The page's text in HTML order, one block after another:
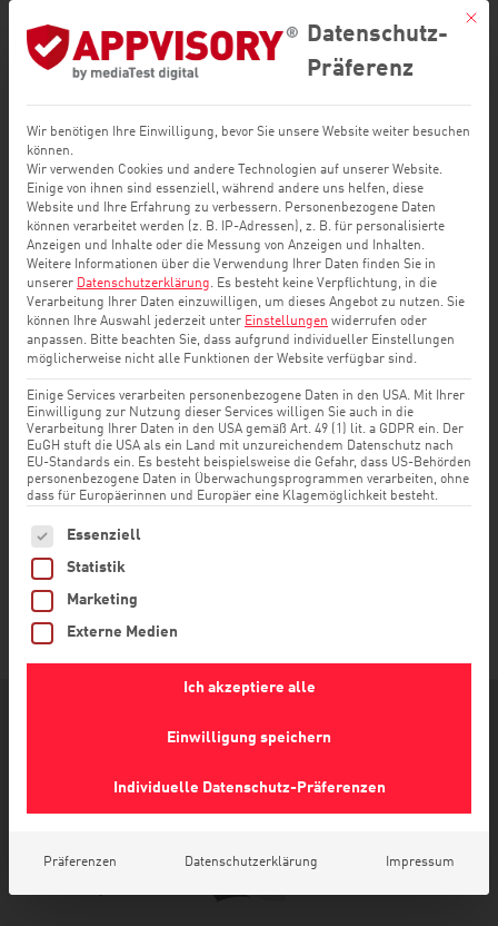
TESTBERICHT
LinkedIn App iOS 9.1.263
Hier finden Sie die aktuellen Testergebnisse zur
LinkedIn App für iOS.
Diese und viele weitere Unternehmen vertrauen
Mit
Datenschutz-
Präferenz
Wir benötigen Ihre Einwilligung, bevor Sie unsere Website weiter besuchen
können.
Wir verwenden Cookies und andere Technologien auf unserer Website.
Einige von ihnen sind essenziell, während andere uns helfen, diese
Website und Ihre Erfahrung zu verbessern. Personenbezogene Daten
können verarbeitet werden (z. B. IP-Adressen), z. B. für personalisierte
Anzeigen und Inhalte oder die Messung von Anzeigen und Inhalten.
Weitere Informationen über die Verwendung Ihrer Daten finden Sie in
unserer Datenschutzerklärung. Es besteht keine Verpflichtung, in die
Verarbeitung Ihrer Daten einzuwilligen, um dieses Angebot zu nutzen. Sie
können Ihre Auswahl jederzeit unter Einstellungen widerrufen oder
anpassen. Bitte beachten Sie, dass aufgrund individueller Einstellungen
möglicherweise nicht alle Funktionen der Website verfügbar sind.
Einige Services verarbeiten personenbezogene Daten in den USA. Mit Ihrer
Einwilligung zur Nutzung dieser Services willigen Sie auch in die
Verarbeitung Ihrer Daten in den USA gemäß Art. 49 (1) lit. a GDPR ein. Der
EuGH stuft die USA als ein Land mit unzureichendem Datenschutz nach
EU-Standards ein. Es besteht beispielsweise die Gefahr, dass US-Behörden
personenbezogene Daten in Überwachungsprogrammen verarbeiten, ohne
dass für Europäerinnen und Europäer eine Klagemöglichkeit besteht.
Es folgt eine Liste der Service-Gruppen, für die eine
Essenziell
Statistik
Marketing
Externe Medien
Ich akzeptiere alle
Einwilligung speichern
Individuelle Datenschutz-Präferenzen
Präferenzen Datenschutzerklärung Impressum